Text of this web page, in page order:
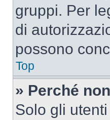
gruppi. Per
di
possono
Top
» Perché
Solo gli